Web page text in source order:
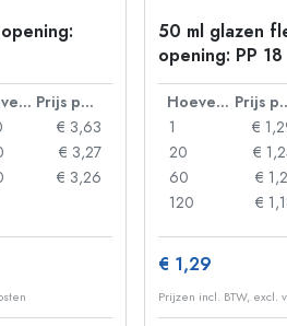
Hoeveelheid
Prijs per eenheid
€ 3,63
€ 3,27
€ 3,26
50 ml glazen
opening: PP 18
Hoeveelheid Prijs
1
€
20
€
60
€
120
€
€ 1,29
Prijzen incl. BTW, excl.